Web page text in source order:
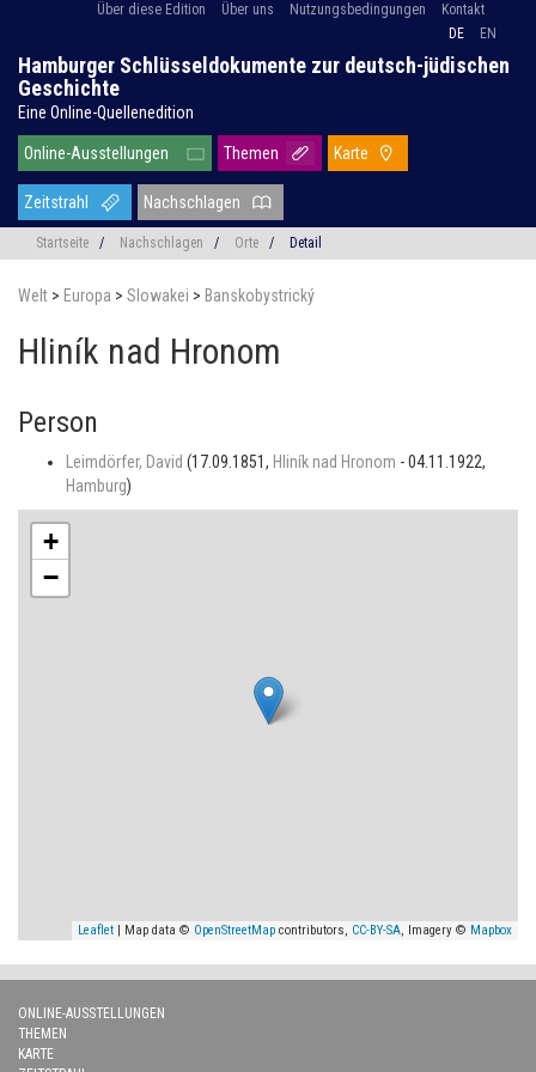
Über diese Edition Über uns Nutzungsbedingungen
Kontakt
DE
EN
Hamburger Schlüsseldokumente zur deutsch-jüdischen
Geschichte
Eine Online-Quellenedition
Online-Ausstellungen Themen Karte
Zeitstrahl Nachschlagen
Startseite / Nachschlagen / Orte / Detail
Welt > Europa > Slowakei > Banskobystrický
Hliník nad Hronom
Person
Leimdörfer, David (17.09.1851, Hliník nad Hronom - 04.11.1922,
Hamburg)
+
−
Leaflet | Map data © OpenStreetMap contributors, CC-BY-SA, Imagery © Mapbox
ONLINE-AUSSTELLUNGEN
THEMEN
KARTE